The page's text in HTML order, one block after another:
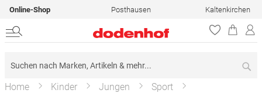
Online-Shop Posthausen Kaltenkirchen
Home Kinder Jungen
Sport